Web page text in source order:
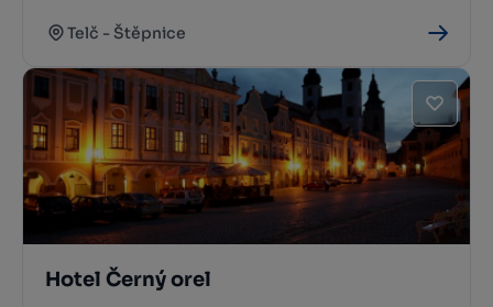
Telč - Štěpnice
Hotel Černý orel